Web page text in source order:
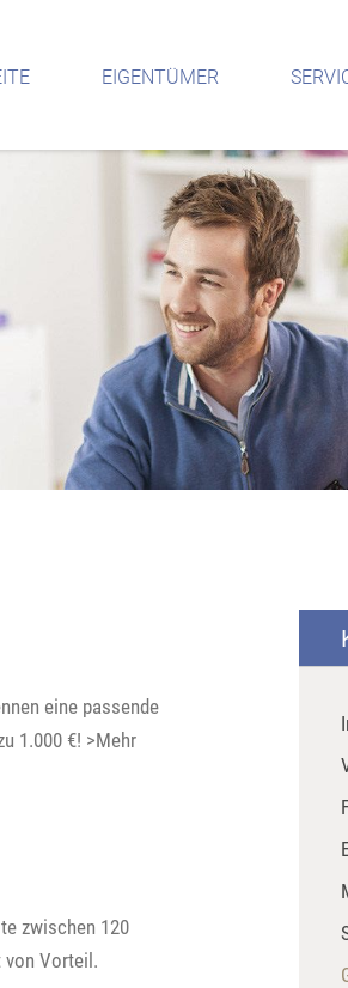
EIGENTÜMER
eine passende
1.000 €! >Mehr
zwischen 120
von Vorteil.